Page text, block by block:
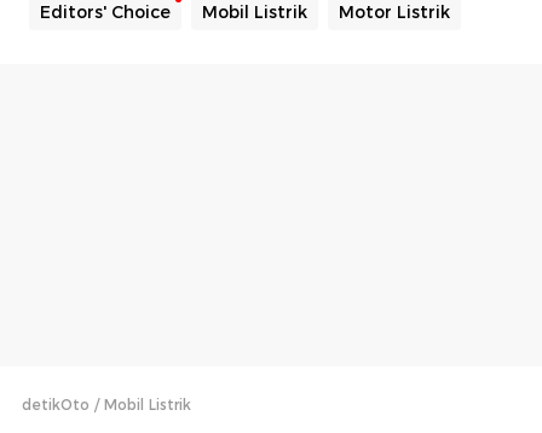
Editors' Choice Mobil Listrik Motor Listrik
detikOto Mobil Listrik